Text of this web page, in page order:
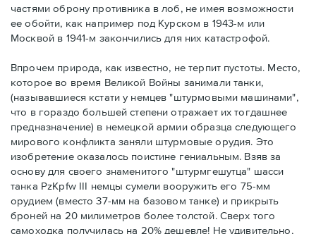
частями оброну противника в лоб, не имея возможности
ее обойти, как например под Курском в 1943-м или
Москвой в 1941-м закончились для них катастрофой.
Впрочем природа, как известно, не терпит пустоты. Место,
которое во время Великой Войны занимали танки,
(называвшиеся кстати у немцев "штурмовыми машинами",
что в гораздо большей степени отражает их тогдашнее
предназначение) в немецкой армии образца следующего
мирового конфликта заняли штурмовые орудия. Это
изобретение оказалось поистине гениальным. Взяв за
основу для своего знаменитого "штурмгешутца" шасси
танка PzKpfw III немцы сумели вооружить его 75-мм
орудием (вместо 37-мм на базовом танке) и прикрыть
броней на 20 милиметров более толстой. Сверх того
самоходка получилась на 20% дешевле! Не удивительно,